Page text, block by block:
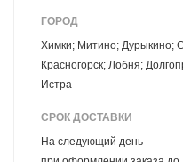
ГОРОД
Химки; Митино; Дурыкино;
Красногорск; Лобня;
Истра
СРОК ДОСТАВКИ
На следующий день